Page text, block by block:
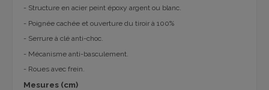
- Structure en acier peint époxy argent ou blanc.
- Poignée cachée et ouverture du tiroir à 100%
- Serrure à clé anti-choc.
- Mécanisme anti-basculement.
- Roues avec frein.
Mesures (cm)